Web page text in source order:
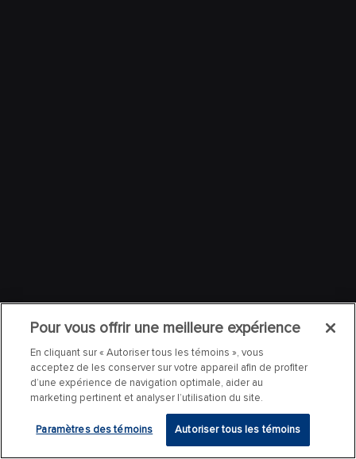
Pour vous offrir une meilleure expérience
En cliquant sur « Autoriser tous les témoins », vous
acceptez de les conserver sur votre appareil afin de profiter
d’une expérience de navigation optimale, aider au
marketing pertinent et analyser l’utilisation du site.
Paramètres des témoins Autoriser tous les témoins